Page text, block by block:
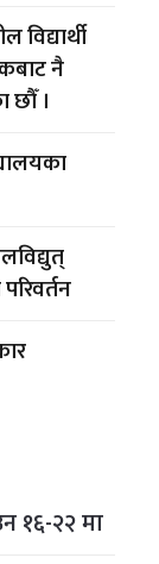
नै
छौँ ।
१६-२२ मा